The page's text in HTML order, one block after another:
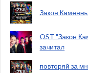
Закон
OST "Закон
зачитал
повторяй за